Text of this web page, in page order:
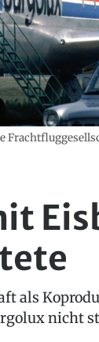
als
nicht